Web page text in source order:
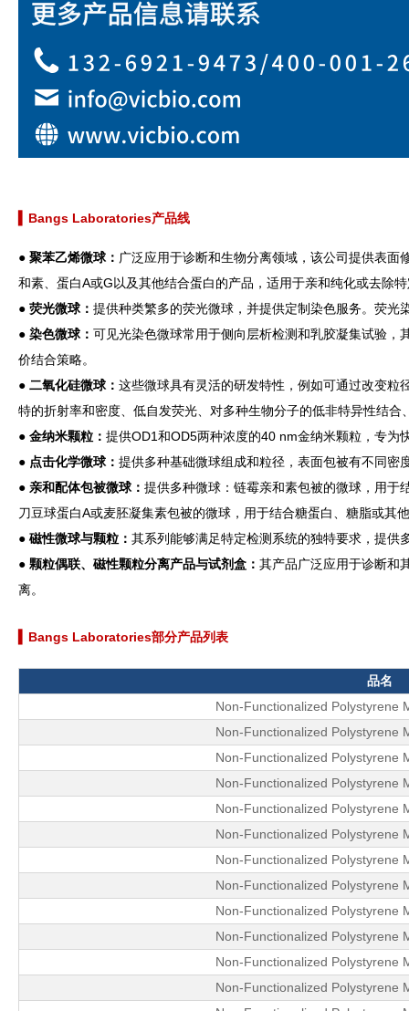
▍Bangs Laboratories产品线
● 聚苯乙烯微球： 广泛应用于诊断和生物分离领域，该公司提供表
和素、蛋白A或G以及其他结合蛋白的产品，适用于亲和纯化或去除
● 荧光微球： 提供种类繁多的荧光微球，并提供定制染色服务。荧光
● 染色微球： 可见光染色微球常用于侧向层析检测和乳胶凝集试验
价结合策略。
● 二氧化硅微球： 这些微球具有灵活的研发特性，例如可通过改变粒
特的折射率和密度、低自发荧光、对多种生物分子的低非特异性结
● 金纳米颗粒： 提供OD1和OD5两种浓度的40 nm金纳米颗粒，专为
● 点击化学微球： 提供多种基础微球组成和粒径，表面包被有不同密
● 亲和配体包被微球： 提供多种微球：链霉亲和素包被的微球，用于
刀豆球蛋白A或麦胚凝集素包被的微球，用于结合糖蛋白、糖脂或其
● 磁性微球与颗粒： 其系列能够满足特定检测系统的独特要求，提供
● 颗粒偶联、磁性颗粒分离产品与试剂盒： 其产品广泛应用于诊断和
离。
▍Bangs Laboratories部分产品列表
品名
Non-Functionalized Polystyrene
Non-Functionalized Polystyrene
Non-Functionalized Polystyrene
Non-Functionalized Polystyrene
Non-Functionalized Polystyrene
Non-Functionalized Polystyrene
Non-Functionalized Polystyrene
Non-Functionalized Polystyrene
Non-Functionalized Polystyrene
Non-Functionalized Polystyrene
Non-Functionalized Polystyrene
Non-Functionalized Polystyrene